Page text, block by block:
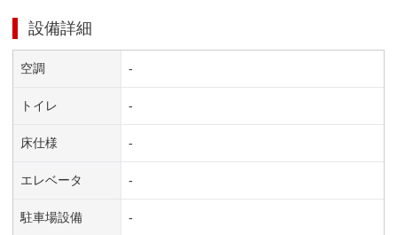
設備詳細
空調 -
トイレ -
床仕様 -
エレベータ -
駐車場設備 -